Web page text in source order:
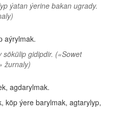
ýatan ýerine bakan ugrady.
aýrylmak.
gidipdir. («Sowet
žurnaly)
agdarylmak.
köp ýere barylmak, agtarylyp,